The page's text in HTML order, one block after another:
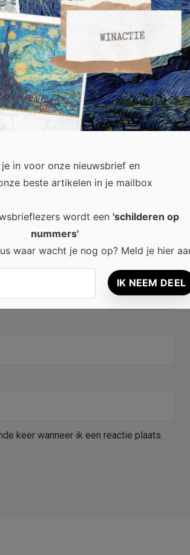
*
keer wanneer ik een reactie plaats.
in voor onze nieuwsbrief en
beste artikelen in je mailbox
wordt een 'schilderen op
nummers'
waar wacht je nog op? Meld je hier